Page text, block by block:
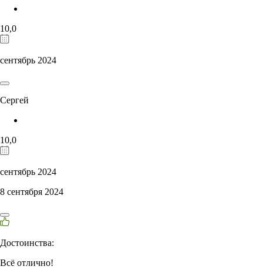
10,0
сентябрь 2024
Сергей
10,0
сентябрь 2024
8 сентября 2024
Достоинства:
Всё отлично!